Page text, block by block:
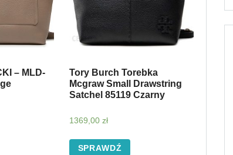
– MLD-
Tory Burch Torebka
Mcgraw Small Drawstring
Satchel 85119 Czarny
1369,00zł
SPRAWDŹ